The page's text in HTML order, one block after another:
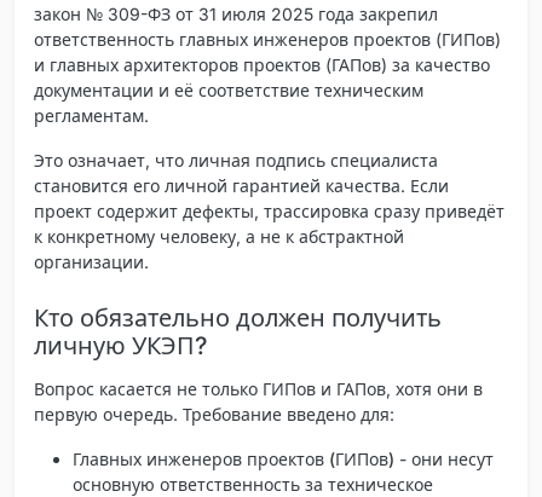
закон № 309-ФЗ от 31 июля 2025 года закрепил
ответственность главных инженеров проектов (ГИПов)
и главных архитекторов проектов (ГАПов) за качество
документации и её соответствие техническим
регламентам.
Это означает, что личная подпись специалиста
становится его личной гарантией качества. Если
проект содержит дефекты, трассировка сразу приведёт
к конкретному человеку, а не к абстрактной
организации.
Кто обязательно должен получить
личную УКЭП?
Вопрос касается не только ГИПов и ГАПов, хотя они в
первую очередь. Требование введено для:
Главных инженеров проектов (ГИПов) - они несут
основную ответственность за техническое